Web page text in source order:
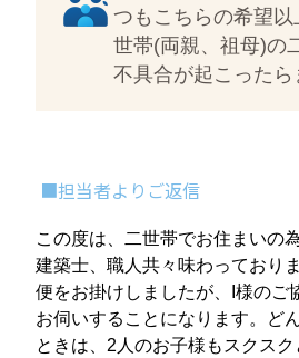
つもこちらの希望
世帯(両親、祖母)の
不具合が起こったら
■担当者よりご返信
この度は、二世帯でお住まいの
建築士、職人共々味わっており
便をお掛けしましたが、I様のご
お伺いすることになります。ど
ときは、2人のお子様もスクス